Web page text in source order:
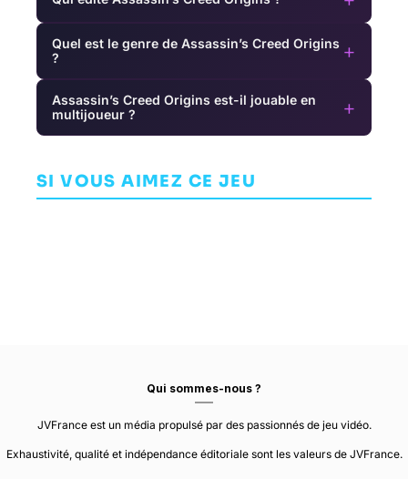
Quel est le genre de Assassin’s Creed Origins
?
+
Assassin’s Creed Origins est-il jouable en
multijoueur ?
+
SI VOUS AIMEZ CE JEU
Tokyo Xanadu
BEAT THEM ALL
Nowhere
SHARKBOMB
Super Lucky's
Qui sommes-nous ?
JVFrance est un média propulsé par des passionnés de jeu vidéo.
Exhaustivité, qualité et indépendance éditoriale sont les valeurs de JVFrance.